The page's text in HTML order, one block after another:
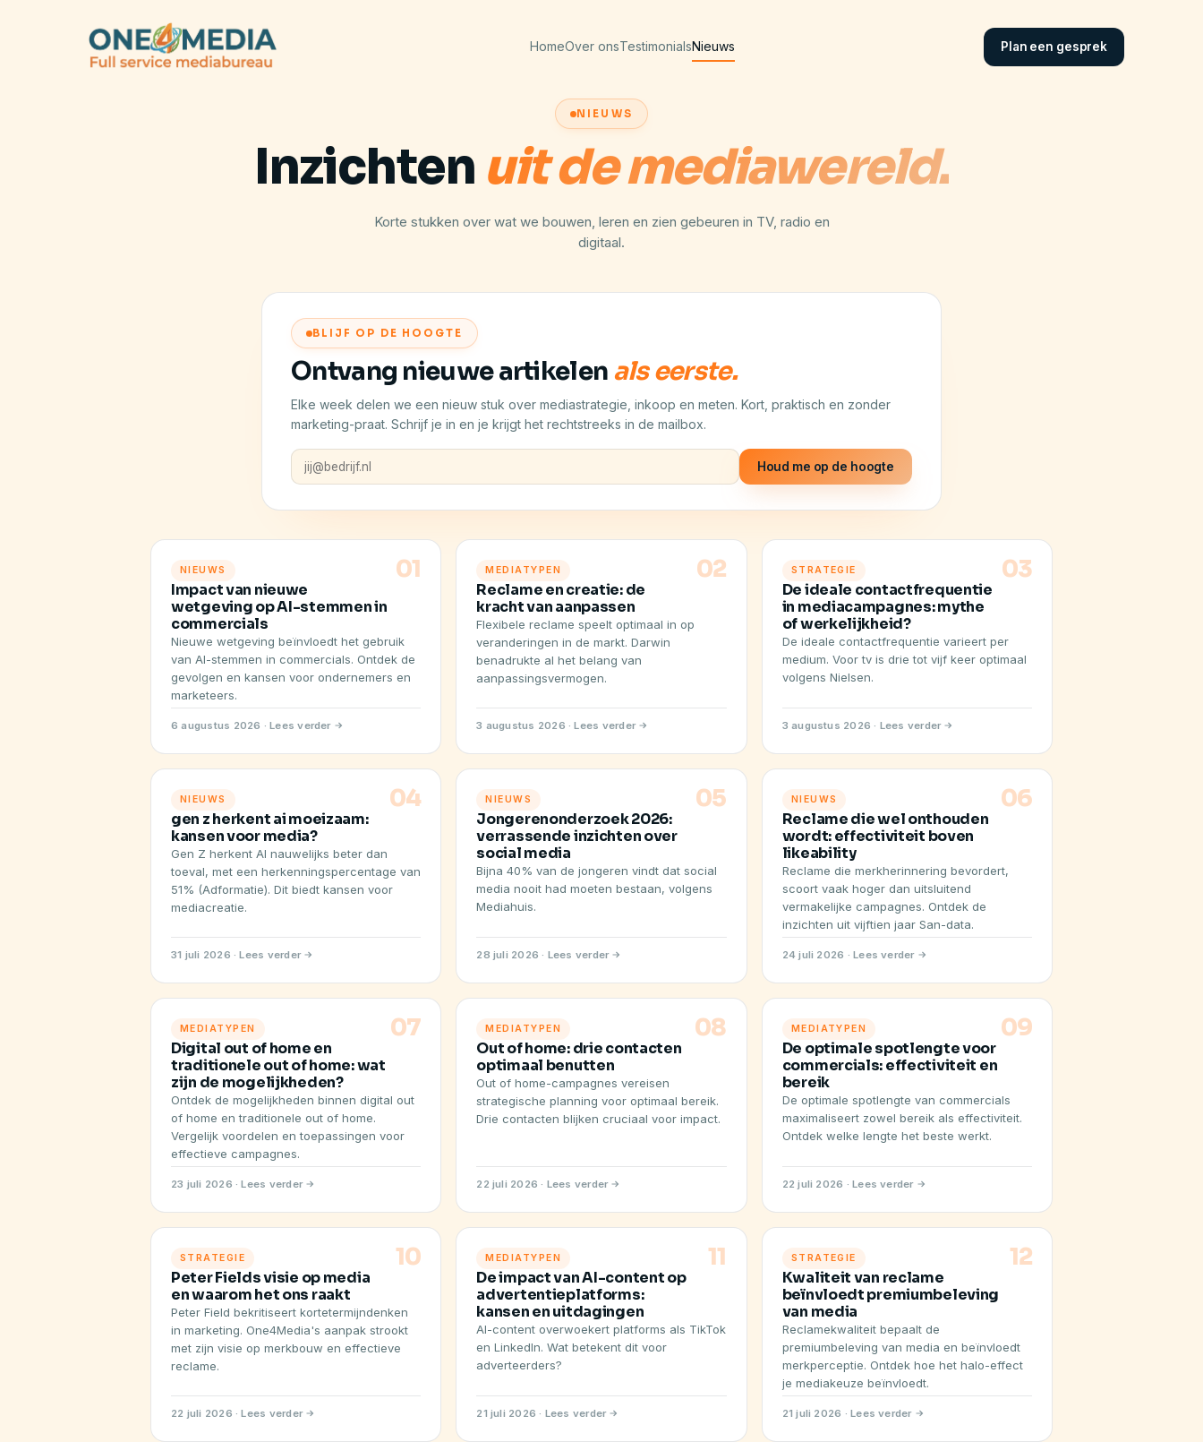
HomeOver onsTestimonialsNieuws Plan een gesprek
NIEUWS
Inzichten uit de mediawereld.
Korte stukken over wat we bouwen, leren en zien gebeuren in TV, radio en
digitaal.
BLIJF OP DE HOOGTE
Ontvang nieuwe artikelen als eerste.
Elke week delen we een nieuw stuk over mediastrategie, inkoop en meten. Kort, praktisch en zonder
marketing-praat. Schrijf je in en je krijgt het rechtstreeks in de mailbox.
Houd me op de hoogte
01
NIEUWS
Impact van nieuwe
wetgeving op AI-stemmen in
commercials
Nieuwe wetgeving beïnvloedt het gebruik
van AI-stemmen in commercials. Ontdek de
gevolgen en kansen voor ondernemers en
marketeers.
6 augustus 2026 · Lees verder
02
MEDIATYPEN
Reclame en creatie: de
kracht van aanpassen
Flexibele reclame speelt optimaal in op
veranderingen in de markt. Darwin
benadrukte al het belang van
aanpassingsvermogen.
3 augustus 2026 · Lees verder
03
STRATEGIE
De ideale contactfrequentie
in mediacampagnes: mythe
of werkelijkheid?
De ideale contactfrequentie varieert per
medium. Voor tv is drie tot vijf keer optimaal
volgens Nielsen.
3 augustus 2026 · Lees verder
04
NIEUWS
gen z herkent ai moeizaam:
kansen voor media?
Gen Z herkent AI nauwelijks beter dan
toeval, met een herkenningspercentage van
51% (Adformatie). Dit biedt kansen voor
mediacreatie.
31 juli 2026 · Lees verder
05
NIEUWS
Jongerenonderzoek 2026:
verrassende inzichten over
social media
Bijna 40% van de jongeren vindt dat social
media nooit had moeten bestaan, volgens
Mediahuis.
28 juli 2026 · Lees verder
06
NIEUWS
Reclame die wel onthouden
wordt: effectiviteit boven
likeability
Reclame die merkherinnering bevordert,
scoort vaak hoger dan uitsluitend
vermakelijke campagnes. Ontdek de
inzichten uit vijftien jaar San-data.
24 juli 2026 · Lees verder
07
MEDIATYPEN
Digital out of home en
traditionele out of home: wat
zijn de mogelijkheden?
Ontdek de mogelijkheden binnen digital out
of home en traditionele out of home.
Vergelijk voordelen en toepassingen voor
effectieve campagnes.
23 juli 2026 · Lees verder
08
MEDIATYPEN
Out of home: drie contacten
optimaal benutten
Out of home-campagnes vereisen
strategische planning voor optimaal bereik.
Drie contacten blijken cruciaal voor impact.
22 juli 2026 · Lees verder
09
MEDIATYPEN
De optimale spotlengte voor
commercials: effectiviteit en
bereik
De optimale spotlengte van commercials
maximaliseert zowel bereik als effectiviteit.
Ontdek welke lengte het beste werkt.
22 juli 2026 · Lees verder
10
STRATEGIE
Peter Fields visie op media
en waarom het ons raakt
Peter Field bekritiseert kortetermijndenken
in marketing. One4Media's aanpak strookt
met zijn visie op merkbouw en effectieve
reclame.
22 juli 2026 · Lees verder
11
MEDIATYPEN
De impact van AI-content op
advertentieplatforms:
kansen en uitdagingen
AI-content overwoekert platforms als TikTok
en LinkedIn. Wat betekent dit voor
adverteerders?
21 juli 2026 · Lees verder
12
STRATEGIE
Kwaliteit van reclame
beïnvloedt premiumbeleving
van media
Reclamekwaliteit bepaalt de
premiumbeleving van media en beïnvloedt
merkperceptie. Ontdek hoe het halo-effect
je mediakeuze beïnvloedt.
21 juli 2026 · Lees verder